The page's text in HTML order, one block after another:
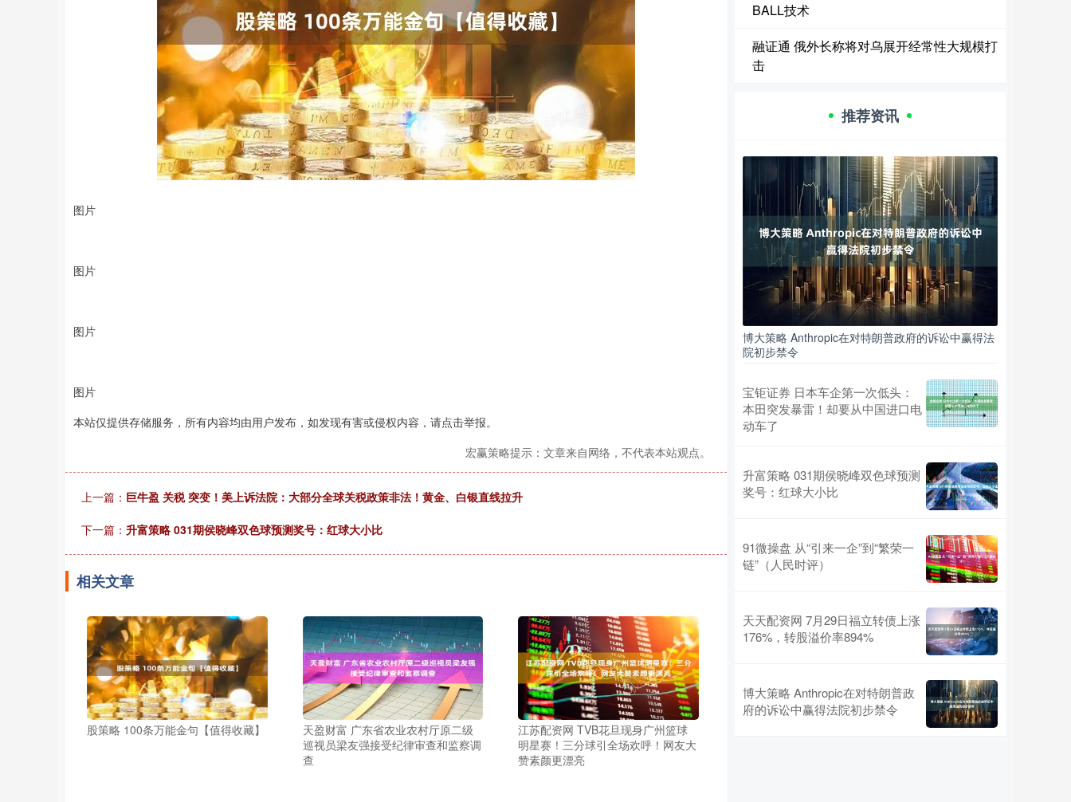
图片
图片
图片
图片
本站仅提供存储服务，所有内容均由用户发布，如发现有害或侵权内容，请点击举报。
宏赢策略提示：文章来自网络，不代表本站观点。
上一篇： 巨牛盈 关税 突变！美上诉法院：大部分全球关税政策非法！黄金、白银直线拉升
下一篇： 升富策略 031期侯晓峰双色球预测奖号：红球大小比
相关文章
股策略 100条万能金句【值得收藏】
天盈财富 广东省农业农村厅原二级
巡视员梁友强接受纪律审查和监察调
查
江苏配资网 TVB花旦现身广州篮球
明星赛！三分球引全场欢呼！网友大
赞素颜更漂亮
BALL技术
融证通 俄外长称将对乌展开经常性大规模打
击
推荐资讯
博大策略 Anthropic在对特朗普政府的诉讼中赢得法
院初步禁令
宝钜证券 日本车企第一次低头：
本田突发暴雷！却要从中国进口电
动车了
升富策略 031期侯晓峰双色球预测
奖号：红球大小比
91微操盘 从“引来一企”到“繁荣一
链”（人民时评）
天天配资网 7月29日福立转债上涨
176%，转股溢价率894%
博大策略 Anthropic在对特朗普政
府的诉讼中赢得法院初步禁令